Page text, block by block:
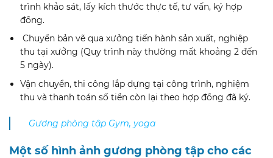
trình khảo sát, lấy kích thước thực tế, tư vấn, ký hợp
đồng.
Chuyển bản vẽ qua xưởng tiến hành sản xuất, nghiệp
thu tại xưởng (Quy trình này thường mất khoảng 2 đến
5 ngày).
Vận chuyển, thi công lắp dựng tại công trình, nghiệm
thu và thanh toán số tiền còn lại theo hợp đồng đã ký.
Gương phòng tập Gym, yoga
Một số hình ảnh gương phòng tập cho các